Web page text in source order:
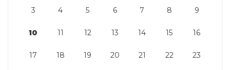
3 4 5 6 7 8 9
10 11 12 13 14 15 16
17 18 19 20 21 22 23